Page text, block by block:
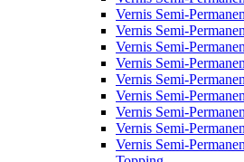
Vernis Semi-
Vernis Semi-
Vernis Semi-
Vernis Semi-
Vernis Semi-
Vernis Semi-
Vernis Semi-
Vernis Semi-
Vernis Semi-